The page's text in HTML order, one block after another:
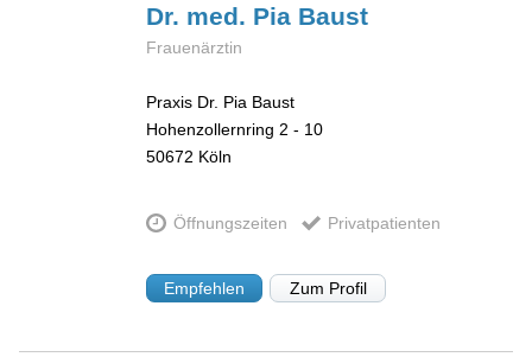
Dr. med. Pia Baust
Frauenärztin
Praxis Dr. Pia Baust
Hohenzollernring 2 - 10
50672 Köln
Öffnungszeiten Privatpatienten
Empfehlen Zum Profil